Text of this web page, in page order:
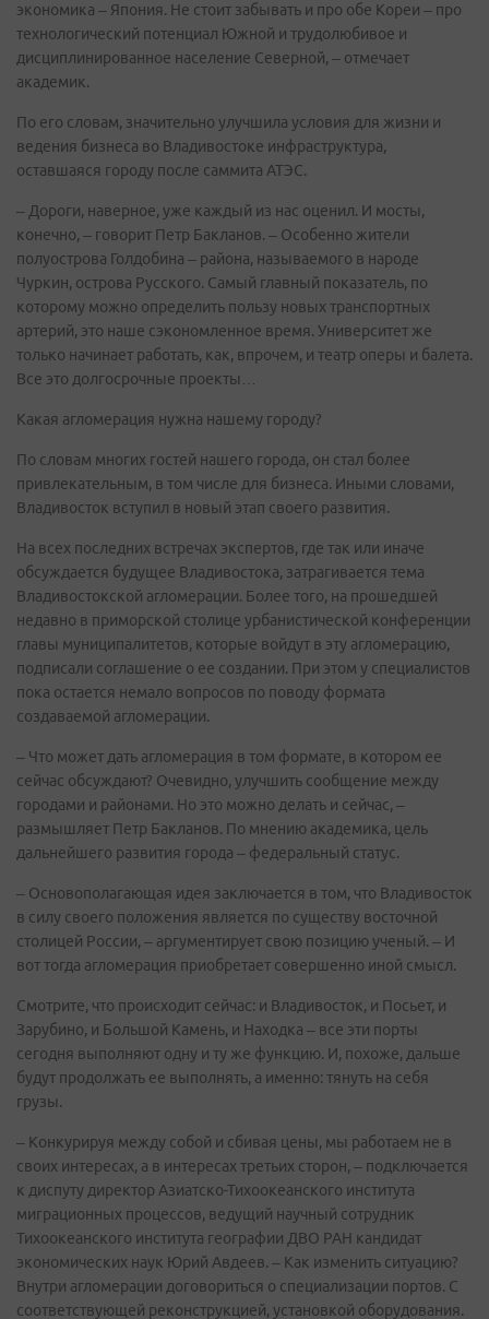
экономика – Япония. Не стоит забывать и про обе Кореи – про
технологический потенциал Южной и трудолюбивое и
дисциплинированное население Северной, – отмечает
академик.
По его словам, значительно улучшила условия для жизни и
ведения бизнеса во Владивостоке инфраструктура,
оставшаяся городу после саммита АТЭС.
– Дороги, наверное, уже каждый из нас оценил. И мосты,
конечно, – говорит Петр Бакланов. – Особенно жители
полуострова Голдобина – района, называемого в народе
Чуркин, острова Русского. Самый главный показатель, по
которому можно определить пользу новых транспортных
артерий, это наше сэкономленное время. Университет же
только начинает работать, как, впрочем, и театр оперы и балета.
Все это долгосрочные проекты…
Какая агломерация нужна нашему городу?
По словам многих гостей нашего города, он стал более
привлекательным, в том числе для бизнеса. Иными словами,
Владивосток вступил в новый этап своего развития.
На всех последних встречах экспертов, где так или иначе
обсуждается будущее Владивостока, затрагивается тема
Владивостокской агломерации. Более того, на прошедшей
недавно в приморской столице урбанистической конференции
главы муниципалитетов, которые войдут в эту агломерацию,
подписали соглашение о ее создании. При этом у специалистов
пока остается немало вопросов по поводу формата
создаваемой агломерации.
– Что может дать агломерация в том формате, в котором ее
сейчас обсуждают? Очевидно, улучшить сообщение между
городами и районами. Но это можно делать и сейчас, –
размышляет Петр Бакланов. По мнению академика, цель
дальнейшего развития города – федеральный статус.
– Основополагающая идея заключается в том, что Владивосток
в силу своего положения является по существу восточной
столицей России, – аргументирует свою позицию ученый. – И
вот тогда агломерация приобретает совершенно иной смысл.
Смотрите, что происходит сейчас: и Владивосток, и Посьет, и
Зарубино, и Большой Камень, и Находка – все эти порты
сегодня выполняют одну и ту же функцию. И, похоже, дальше
будут продолжать ее выполнять, а именно: тянуть на себя
грузы.
– Конкурируя между собой и сбивая цены, мы работаем не в
своих интересах, а в интересах третьих сторон, – подключается
к диспуту директор Азиатско-Тихоокеанского института
миграционных процессов, ведущий научный сотрудник
Тихоокеанского института географии ДВО РАН кандидат
экономических наук Юрий Авдеев. – Как изменить ситуацию?
Внутри агломерации договориться о специализации портов. С
соответствующей реконструкцией, установкой оборудования.